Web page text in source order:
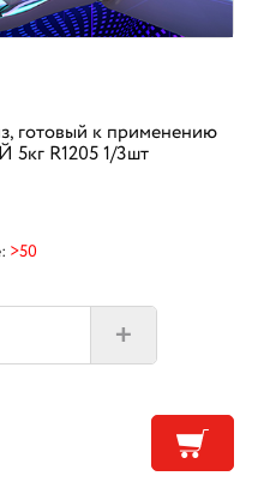
готовый к применению
R1205 1/3шт
>50
+